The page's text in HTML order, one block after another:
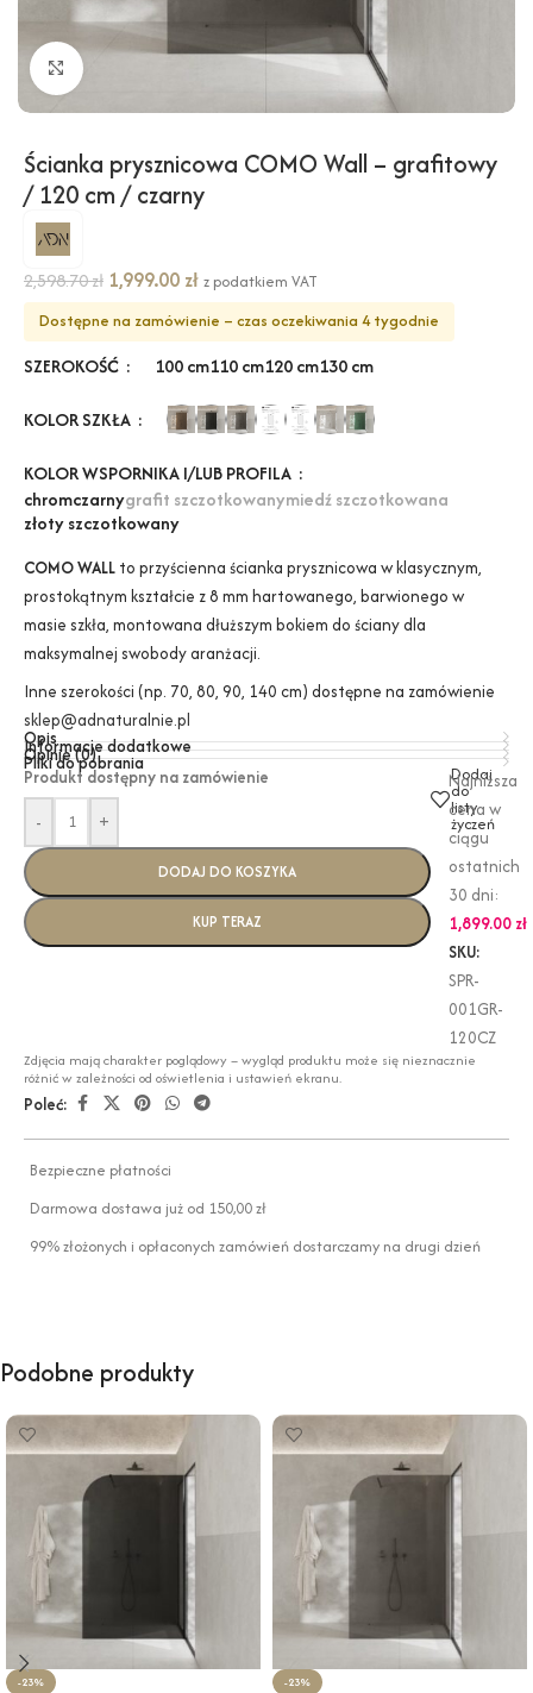
Kliknij, aby powiększyć
Ścianka prysznicowa COMO Wall – grafitowy
/ 120 cm / czarny
2,598.70zł 1,999.00 zł z podatkiem VAT
Dostępne na zamówienie – czas oczekiwania 4 tygodnie
SZEROKOŚĆ 100 cm110 cm120 cm130 cm
KOLOR SZKŁA
KOLOR WSPORNIKA I/LUB PROFILA
chromczarnygrafit szczotkowanymiedź szczotkowana
złoty szczotkowany
COMO WALL to przyścienna ścianka prysznicowa w klasycznym,
prostokątnym kształcie z 8 mm hartowanego, barwionego w
masie szkła, montowana dłuższym bokiem do ściany dla
maksymalnej swobody aranżacji.
Inne szerokości (np. 70, 80, 90, 140 cm) dostępne na zamówienie
sklep@adnaturalnie.pl
Opis
Informacje dodatkowe
Opinie (0)
Pliki do pobrania
Produkt dostępny na zamówienie
-
+
DODAJ DO KOSZYKA
KUP TERAZ
Dodaj
do
listy
życzeń
Najniższa
cena w
ciągu
ostatnich
30 dni:
1,899.00 zł
SKU:
SPR-
001GR-
120CZ
Zdjęcia mają charakter poglądowy – wygląd produktu może się nieznacznie
różnić w zależności od oświetlenia i ustawień ekranu.
Poleć:
Bezpieczne płatności
Darmowa dostawa już od 150,00 zł
99% złożonych i opłaconych zamówień dostarczamy na drugi dzień
Podobne produkty
-23% -23%